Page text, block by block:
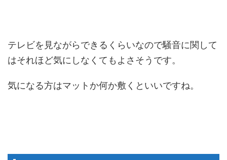
テレビを見ながらできるくらいなので騒音に関して
はそれほど気にしなくてもよさそうです。
気になる方はマットか何か敷くといいですね。